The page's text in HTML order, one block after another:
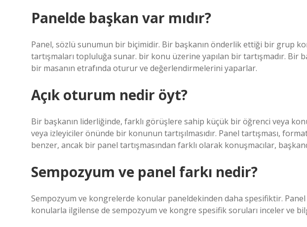
Panelde başkan var mıdır?
Panel, sözlü sunumun bir biçimidir. Bir başkanın önderlik ettiği bir grup
tartışmaları topluluğa sunar. bir konu üzerine yapılan bir tartışmadır. Bir
bir masanın etrafında oturur ve değerlendirmelerini yaparlar.
Açık oturum nedir öyt?
Bir başkanın liderliğinde, farklı görüşlere sahip küçük bir öğrenci veya
veya izleyiciler önünde bir konunun tartışılmasıdır. Panel tartışması,
benzer, ancak bir panel tartışmasından farklı olarak konuşmacılar,
Sempozyum ve panel farkı nedir?
Sempozyum ve kongrelerde konular paneldekinden daha spesifiktir.
konularla ilgilense de sempozyum ve kongre spesifik soruları inceler ve